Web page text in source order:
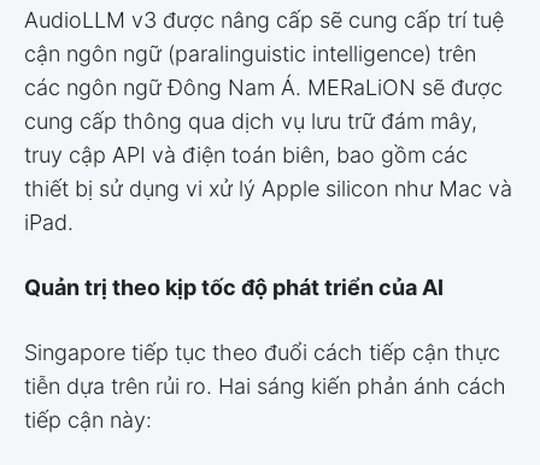
AudioLLM v3 được nâng cấp sẽ cung cấp trí tuệ
cận ngôn ngữ (paralinguistic intelligence) trên
các ngôn ngữ Đông Nam Á. MERaLiON sẽ được
cung cấp thông qua dịch vụ lưu trữ đám mây,
truy cập API và điện toán biên, bao gồm các
thiết bị sử dụng vi xử lý Apple silicon như Mac và
iPad.
Quản trị theo kịp tốc độ phát triển của AI
Singapore tiếp tục theo đuổi cách tiếp cận thực
tiễn dựa trên rủi ro. Hai sáng kiến phản ánh cách
tiếp cận này: